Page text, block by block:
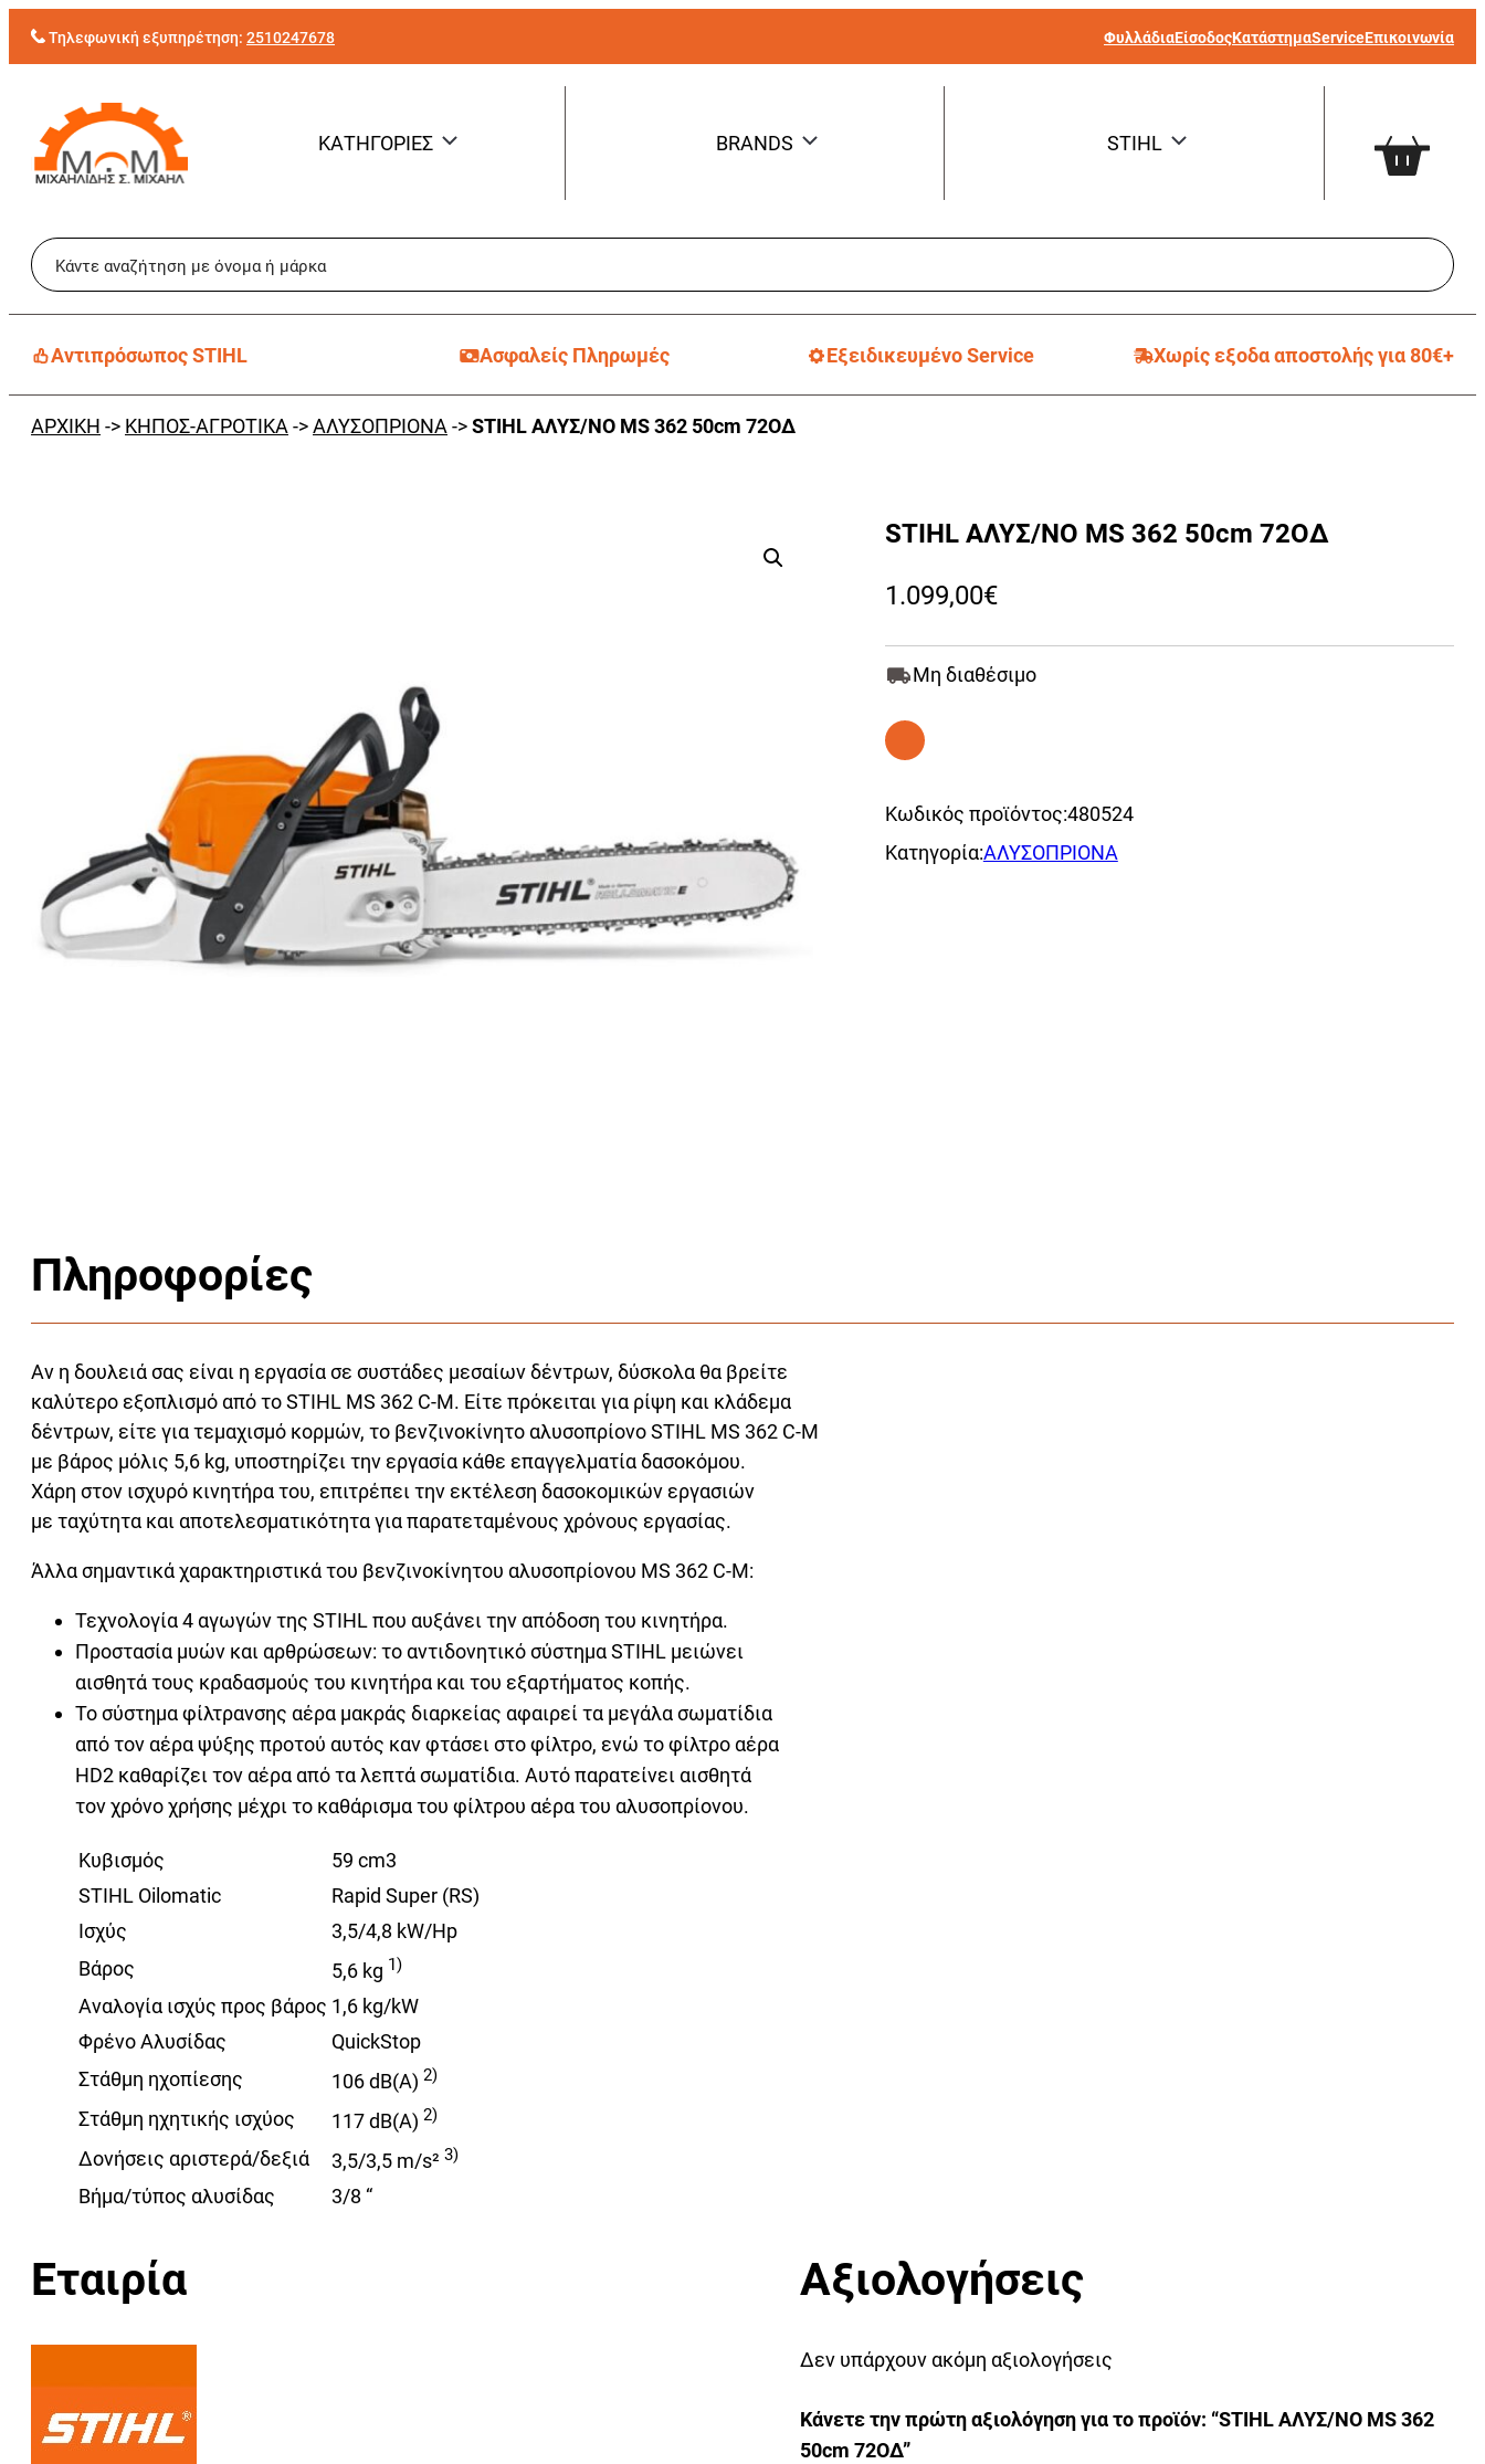
Τηλεφωνική εξυπηρέτηση: 2510247678 ΦυλλάδιαΕίσοδοςΚατάστημαServiceΕπικοινωνία
ΚΑΤΗΓΟΡΙΕΣ BRANDS STIHL
Aντιπρόσωπος STIHL Ασφαλείς Πληρωμές Εξειδικευμένο Service Χωρίς εξοδα αποστολής για 80€+
ΑΡΧΙΚΗ -> ΚΗΠΟΣ-ΑΓΡΟΤΙΚΑ ->ΑΛΥΣΟΠΡΙΟΝΑ ->STIHL ΑΛΥΣ/ΝΟ MS 362 50cm 72ΟΔ
STIHL ΑΛΥΣ/ΝΟ MS 362 50cm 72ΟΔ
1.099,00€
Μη διαθέσιμο
Κωδικός προϊόντος:480524
Κατηγορία:ΑΛΥΣΟΠΡΙΟΝΑ
Πληροφορίες
Αν η δουλειά σας είναι η εργασία σε συστάδες μεσαίων δέντρων, δύσκολα θα βρείτε
καλύτερο εξοπλισμό από το STIHL MS 362 C-M. Είτε πρόκειται για ρίψη και κλάδεμα
δέντρων, είτε για τεμαχισμό κορμών, το βενζινοκίνητο αλυσοπρίονο STIHL MS 362 C-M
με βάρος μόλις 5,6 kg, υποστηρίζει την εργασία κάθε επαγγελματία δασοκόμου.
Χάρη στον ισχυρό κινητήρα του, επιτρέπει την εκτέλεση δασοκομικών εργασιών
με ταχύτητα και αποτελεσματικότητα για παρατεταμένους χρόνους εργασίας.
Άλλα σημαντικά χαρακτηριστικά του βενζινοκίνητου αλυσοπρίονου MS 362 C-M:
Τεχνολογία 4 αγωγών της STIHL που αυξάνει την απόδοση του κινητήρα.
Προστασία μυών και αρθρώσεων: το αντιδονητικό σύστημα STIHL μειώνει
αισθητά τους κραδασμούς του κινητήρα και του εξαρτήματος κοπής.
Το σύστημα φίλτρανσης αέρα μακράς διαρκείας αφαιρεί τα μεγάλα σωματίδια
από τον αέρα ψύξης προτού αυτός καν φτάσει στο φίλτρο, ενώ το φίλτρο αέρα
HD2 καθαρίζει τον αέρα από τα λεπτά σωματίδια. Αυτό παρατείνει αισθητά
τον χρόνο χρήσης μέχρι το καθάρισμα του φίλτρου αέρα του αλυσοπρίονου.
Κυβισμός
59 cm3
STIHL Oilomatic
Rapid Super (RS)
Ισχύς
3,5/4,8 kW/Hp
Βάρος
5,6 kg 1)
Αναλογία ισχύς προς βάρος 1,6 kg/kW
Φρένο Αλυσίδας
QuickStop
Στάθμη ηχοπίεσης
106 dB(A) 2)
Στάθμη ηχητικής ισχύος 117 dB(A) 2)
Δονήσεις αριστερά/δεξιά 3,5/3,5 m/s² 3)
Βήμα/τύπος αλυσίδας 3/8 “
Εταιρία Αξιολογήσεις
Δεν υπάρχουν ακόμη αξιολογήσεις
Κάνετε την πρώτη αξιολόγηση για το προϊόν: “STIHL ΑΛΥΣ/ΝΟ MS 362
50cm 72ΟΔ”